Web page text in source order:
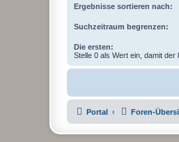
Ergebnisse sortieren nach:
Suchzeitraum begrenzen:
Die ersten:
Stelle 0 als Wert ein, damit der
Portal Foren-